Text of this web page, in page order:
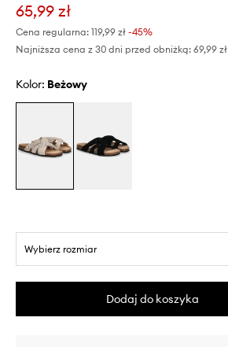
65,99 zł
Cena regularna: 119,99 zł -45%
Najniższa cena z 30 dni przed obniżką: 69,99 zł
Kolor: beżowy
Wybierz rozmiar
Dodaj do koszyka